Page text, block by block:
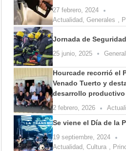
27 febrero, 2024
Actualidad, Generales ,
Jornada de
25 junio, 2025
Hourcade recorrió el
Venado Tuerto y
desarrollo productivo
2 febrero, 2026
Se viene el Día de la
19 septiembre, 2024
Actualidad, Cultura ,